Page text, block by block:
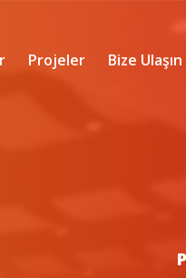
Projeler Bize Ulaşın